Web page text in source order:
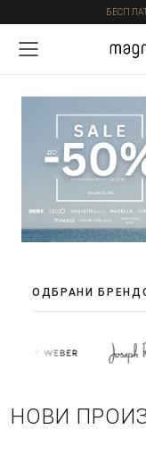
ОДБРАНИ
НОВИ